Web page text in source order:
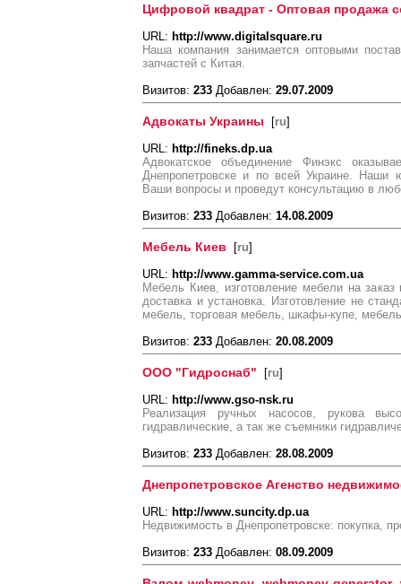
Цифровой квадрат - Оптовая продажа
URL: http://www.digitalsquare.ru
Наша компания занимается оптовыми
запчастей с Китая.
Визитов: 233 Добавлен: 29.07.2009
Адвокаты Украины [ru]
URL: http://fineks.dp.ua
Адвокатское объединение Финэкс
Днепропетровске и по всей Украине. Наши
Ваши вопросы и проведут консультацию в
Визитов: 233 Добавлен: 14.08.2009
Мебель Киев [ru]
URL: http://www.gamma-service.com.ua
Мебель Киев, изготовление мебели на
доставка и установка. Изготовление не
мебель, торговая мебель, шкафы-купе,
Визитов: 233 Добавлен: 20.08.2009
ООО "Гидроснаб" [ru]
URL: http://www.gso-nsk.ru
Реализация ручных насосов, рукова
гидравлические, а так же съемники
Визитов: 233 Добавлен: 28.08.2009
Днепропетровское Агенство
URL: http://www.suncity.dp.ua
Недвижимость в Днепропетровске: покупка,
Визитов: 233 Добавлен: 08.09.2009